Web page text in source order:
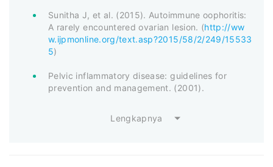
Sunitha J, et al. (2015). Autoimmune oophoritis:
A rarely encountered ovarian lesion. (http://ww
w.ijpmonline.org/text.asp?2015/58/2/249/15533
5)
Pelvic inflammatory disease: guidelines for
prevention and management. (2001).
Lengkapnya